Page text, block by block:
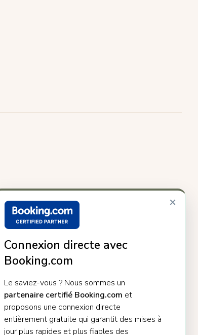
×
Connexion directe avec
Booking.com
Le saviez-vous ? Nous sommes un
partenaire certifié Booking.com et
proposons une connexion directe
entièrement gratuite qui garantit des mises à
jour plus rapides et plus fiables des